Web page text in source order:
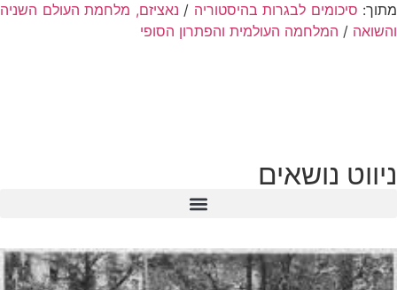
מתוך: סיכומים לבגרות בהיסטוריה / נאציזם, מלחמת העולם השניה
והשואה / המלחמה העולמית והפתרון הסופי
ניווט נושאים